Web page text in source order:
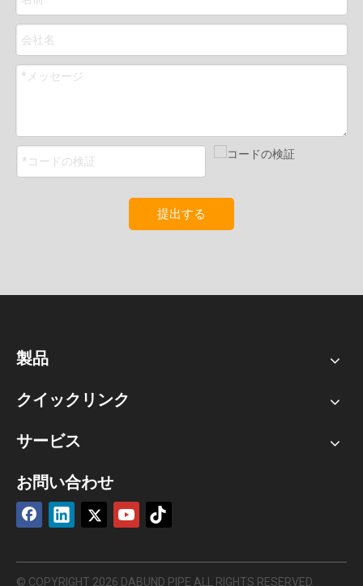
提出する
製品
クイックリンク
サービス
お問い合わせ
© COPYRIGHT 2026 DABUND PIPE ALL RIGHTS RESERVED.